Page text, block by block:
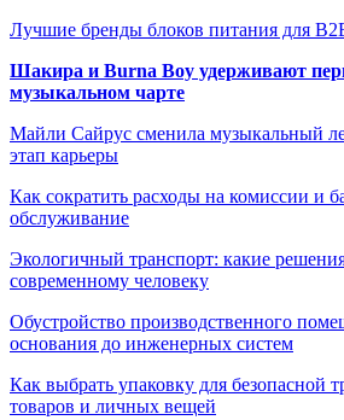
Лучшие бренды блоков питания для
Шакира и Burna Boy удерживают
музыкальном чарте
Майли Сайрус сменила музыкальный
этап карьеры
Как сократить расходы на комиссии и
обслуживание
Экологичный транспорт: какие
современному человеку
Обустройство производственного
основания до инженерных систем
Как выбрать упаковку для безопасной
товаров и личных вещей